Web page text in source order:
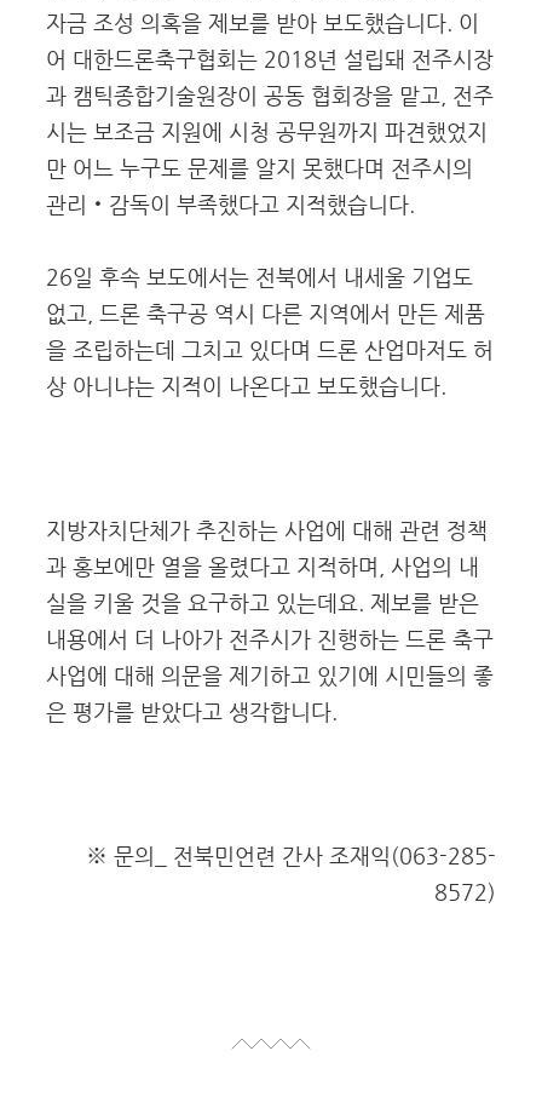
자금 조성 의혹을 제보를 받아 보도했습니다. 이
어 대한드론축구협회는 2018년 설립돼 전주시장
과 캠틱종합기술원장이 공동 협회장을 맡고, 전주
시는 보조금 지원에 시청 공무원까지 파견했었지
만 어느 누구도 문제를 알지 못했다며 전주시의
관리‧감독이 부족했다고 지적했습니다.
26일 후속 보도에서는 전북에서 내세울 기업도
없고, 드론 축구공 역시 다른 지역에서 만든 제품
을 조립하는데 그치고 있다며 드론 산업마저도 허
상 아니냐는 지적이 나온다고 보도했습니다.
지방자치단체가 추진하는 사업에 대해 관련 정책
과 홍보에만 열을 올렸다고 지적하며, 사업의 내
실을 키울 것을 요구하고 있는데요. 제보를 받은
내용에서 더 나아가 전주시가 진행하는 드론 축구
사업에 대해 의문을 제기하고 있기에 시민들의 좋
은 평가를 받았다고 생각합니다.
※ 문의_ 전북민언련 간사 조재익(063-285-
8572)